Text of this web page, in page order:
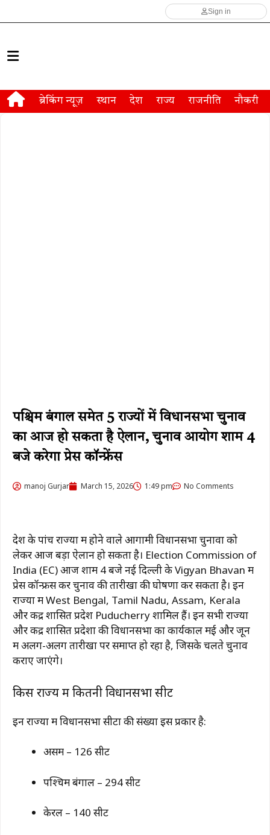
Sign in
ब्रेकिंग न्यूज़ स्थान देश राज्य राजनीति नौकरी
पश्चिम बंगाल समेत 5 राज्यों में विधानसभा चुनाव
का आज हो सकता है ऐलान, चुनाव आयोग शाम 4
बजे करेगा प्रेस कॉन्फ्रेंस
manoj Gurjar March 15, 2026 1:49 pm No Comments
देश के पांच राज्यों में होने वाले आगामी विधानसभा चुनावों को
लेकर आज बड़ा ऐलान हो सकता है। Election Commission of
India (EC) आज शाम 4 बजे नई दिल्ली केVigyan Bhavan में
प्रेस कॉन्फ्रेंस कर चुनाव की तारीखों की घोषणा कर सकता है। इन
राज्यों मेंWest Bengal, Tamil Nadu, Assam, Kerala
और केंद्र शासित प्रदेश Puducherryशामिल हैं। इन सभी राज्यों
और केंद्र शासित प्रदेशों की विधानसभा का कार्यकाल मई और जून
में अलग-अलग तारीखों पर समाप्त हो रहा है, जिसके चलते चुनाव
कराए जाएंगे।
किस राज्य में कितनी विधानसभा सीटें
इन राज्यों में विधानसभा सीटों की संख्या इस प्रकार है:
असम – 126 सीटें
पश्चिम बंगाल – 294 सीटें
केरल – 140 सीटें